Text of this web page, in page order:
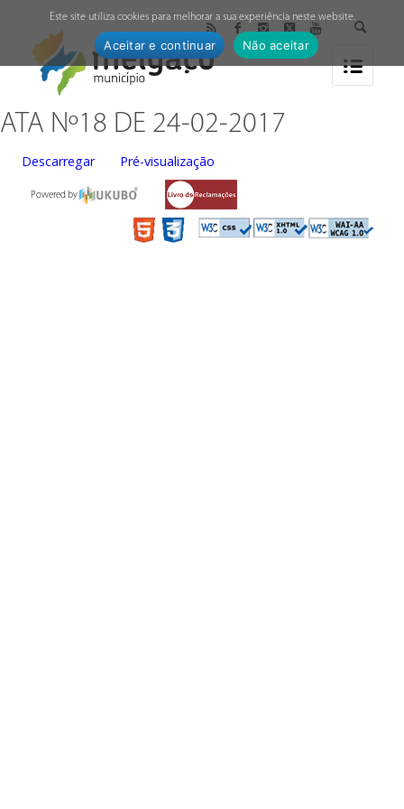
ATA Nº18 DE 24-02-2017
Descarregar Pré-visualização
Powered by
Este site utiliza cookies para melhorar a sua experiência neste website.
Aceitar e continuar Não aceitar